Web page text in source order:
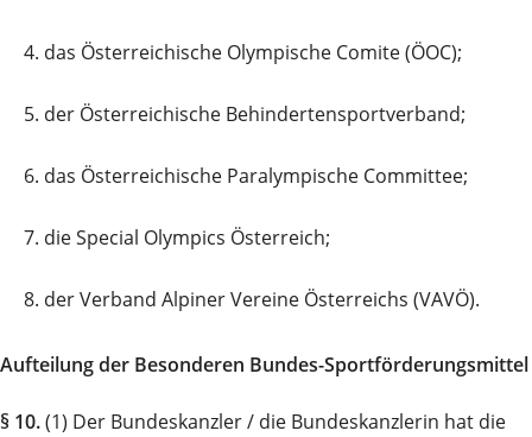
4. das Österreichische Olympische Comite (ÖOC);
5. der Österreichische Behindertensportverband;
6. das Österreichische Paralympische Committee;
7. die Special Olympics Österreich;
8. der Verband Alpiner Vereine Österreichs (VAVÖ).
Aufteilung der Besonderen Bundes-Sportförderungsmittel
§ 10.(1) Der Bundeskanzler / die Bundeskanzlerin hat die